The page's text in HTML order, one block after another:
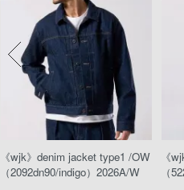
《wjk》denim jacket type1 /OW
（2092dn90/indigo）2026A/W
《
（